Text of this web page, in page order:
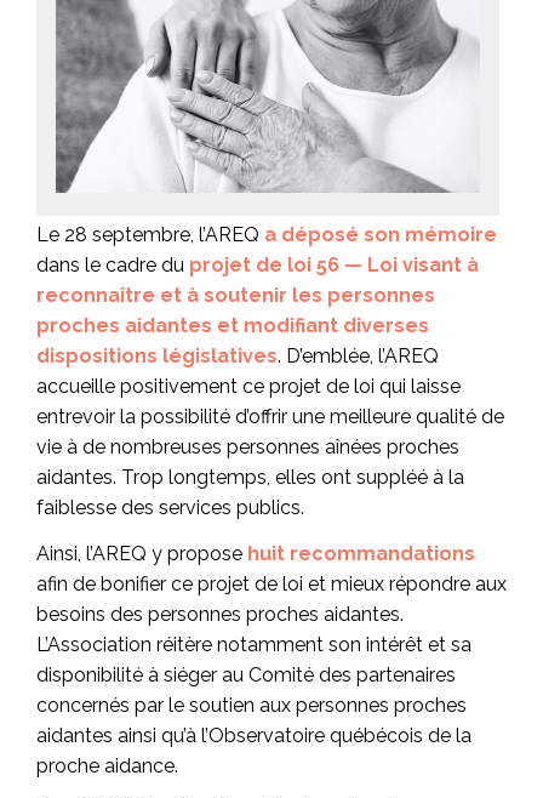
Le 28 septembre, l’AREQ a déposé son mémoire
dans le cadre du projet de loi 56 — Loi visant à
reconnaître et à soutenir les personnes
proches aidantes et modifiant diverses
dispositions législatives. D’emblée, l’AREQ
accueille positivement ce projet de loi qui laisse
entrevoir la possibilité d’offrir une meilleure qualité de
vie à de nombreuses personnes aînées proches
aidantes. Trop longtemps, elles ont suppléé à la
faiblesse des services publics.
Ainsi, l’AREQ y propose huit recommandations
afin de bonifier ce projet de loi et mieux répondre aux
besoins des personnes proches aidantes.
L’Association réitère notamment son intérêt et sa
disponibilité à siéger au Comité des partenaires
concernés par le soutien aux personnes proches
aidantes ainsi qu’à l’Observatoire québécois de la
proche aidance.